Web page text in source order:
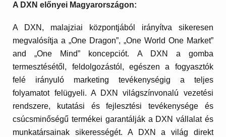
A DXN előnyei Magyarországon:
A DXN, malajziai központjából irányítva sikeresen
megvalósítja a „One Dragon”, „One World One Market”
and „One Mind” koncepciót. A DXN a gomba
termesztésétől, feldolgozástól, egészen a fogyasztók
felé irányuló marketing tevékenységig a teljes
folyamatot felügyeli. A DXN világszínvonalú vezetési
rendszere, kutatási és fejlesztési tevékenysége és
csúcsminőségű termékei garantálják a DXN vállalat és
munkatársainak sikerességét. A DXN a világ direkt